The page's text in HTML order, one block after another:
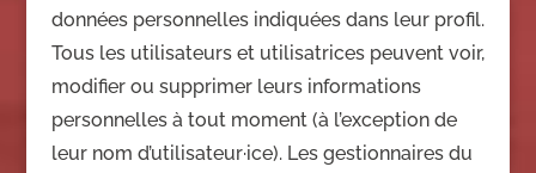
données personnelles indiquées dans leur profil.
Tous les utilisateurs et utilisatrices peuvent voir,
modifier ou supprimer leurs informations
personnelles à tout moment (à l’exception de
leur nom d’utilisateur·ice). Les gestionnaires du